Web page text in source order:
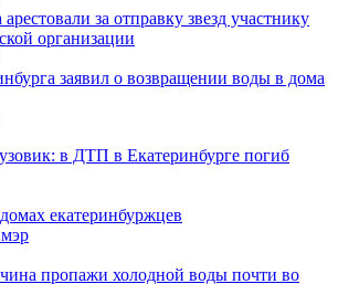
за отправку звезд участнику
организации
заявил о возвращении воды в дома
в ДТП в Екатеринбурге погиб
екатеринбуржцев
пропажи холодной воды почти во